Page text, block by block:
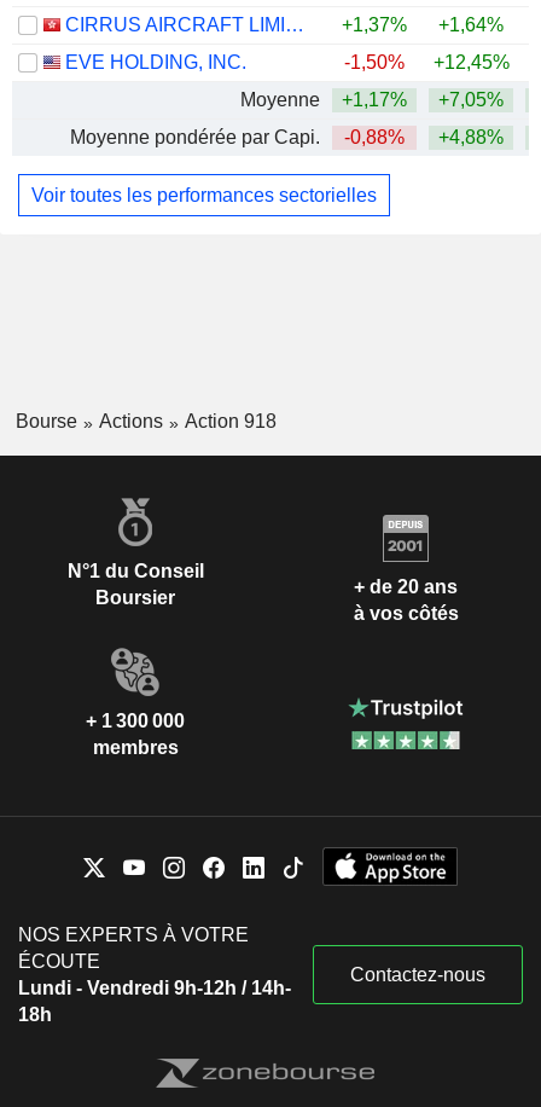
CIRRUS AIRCRAFT LIMITED
+1,37% +1,64%
EVE HOLDING, INC.
-1,50% +12,45%
Moyenne
+1,17% +7,05%
Moyenne pondérée par Capi.
-0,88% +4,88%
Voir toutes les performances sectorielles
Bourse Actions Action 918
N°1 du Conseil
Boursier
+ de 20 ans
à vos côtés
+ 1 300 000
membres
NOS EXPERTS À VOTRE
ÉCOUTE
Lundi - Vendredi 9h-12h / 14h-
18h
Contactez-nous